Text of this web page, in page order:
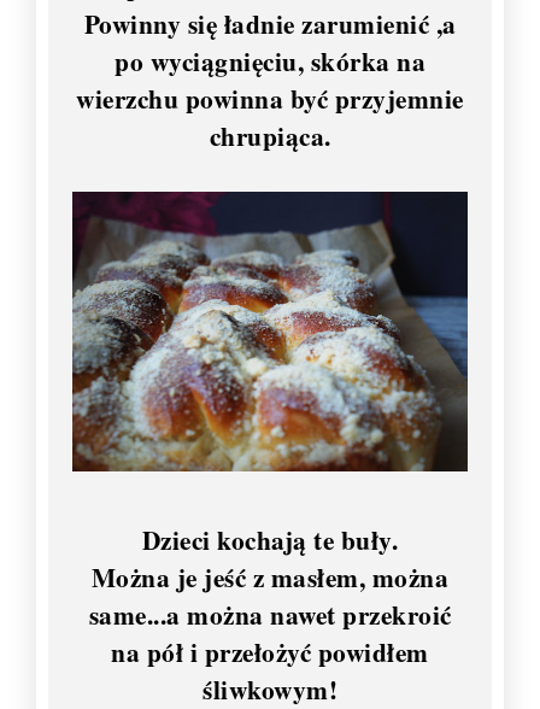
Powinny się ładnie zarumienić ,a
po wyciągnięciu, skórka na
wierzchu powinna być przyjemnie
chrupiąca.
Dzieci kochają te buły.
Można je jeść z masłem, można
same...a można nawet przekroić
na pół i przełożyć powidłem
śliwkowym!